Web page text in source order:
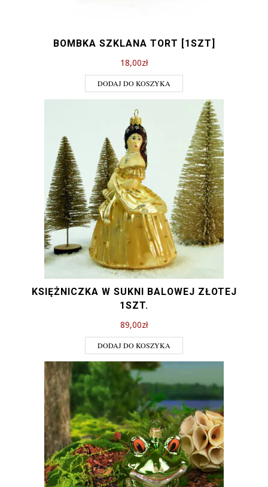
BOMBKA SZKLANA TORT [1SZT]
18,00zł
DODAJ DO KOSZYKA
KSIĘŻNICZKA W SUKNI BALOWEJ ZŁOTEJ
1SZT.
89,00zł
DODAJ DO KOSZYKA